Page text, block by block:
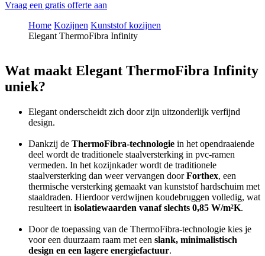
Vraag een gratis offerte aan
Home Kozijnen Kunststof kozijnen
Elegant ThermoFibra Infinity
Wat maakt Elegant ThermoFibra Infinity
uniek?
Elegant onderscheidt zich door zijn uitzonderlijk verfijnd
design.
Dankzij de ThermoFibra-technologie in het opendraaiende
deel wordt de traditionele staalversterking in pvc-ramen
vermeden. In het kozijnkader wordt de traditionele
staalversterking dan weer vervangen doorForthex, een
thermische versterking gemaakt van kunststof hardschuim met
staaldraden. Hierdoor verdwijnen koudebruggen volledig, wat
resulteert in isolatiewaarden vanaf slechts 0,85 W/m²K.
Door de toepassing van de ThermoFibra-technologie kies je
voor een duurzaam raam met een slank, minimalistisch
design en een lagere energiefactuur.